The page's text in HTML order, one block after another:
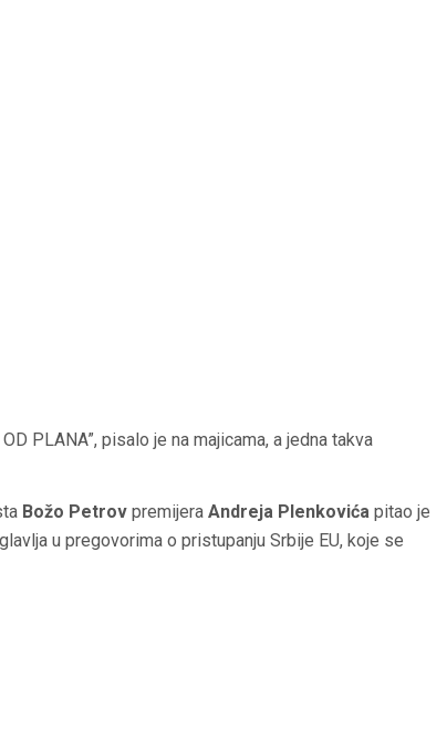
PLANA”, pisalo je na majicama, a jedna takva
Božo Petrov premijera Andreja Plenkovića pitao je
u pregovorima o pristupanju Srbije EU, koje se